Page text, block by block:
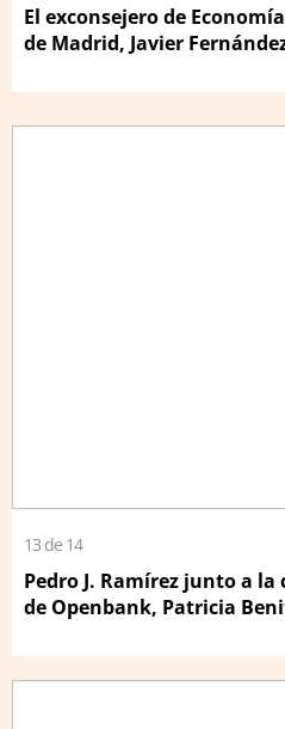
El exconsejero de
de Madrid, Javier
13 de 14
Pedro J. Ramírez junto a
de Openbank, Patricia